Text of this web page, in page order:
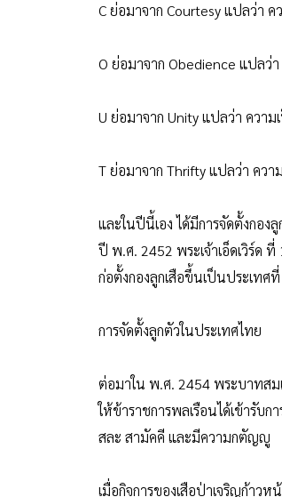
C ย่อมาจาก Courtesy แปลว่า
O ย่อมาจาก Obedience แปลว่า
U ย่อมาจาก Unity แปลว่า ความ
T ย่อมาจาก Thrifty แปลว่า ควา
และในปีนี้เอง ได้มีการจัดตั้งกอง
ปี พ.ศ. 2452 พระเจ้าเอ็ดเวิร์ด
ก่อตั้งกองลูกเสือขึ้นเป็นประเทศที่
การจัดตั้งลูกตัวในประเทศไทย
ต่อมาใน พ.ศ. 2454 พระบาทสมเ
ให้ข้าราชการพลเรือนได้เข้ารับ
สละ สามัคคี และมีความกตัญญู
เมื่อกิจการของเสือป่าเจริญก้าว